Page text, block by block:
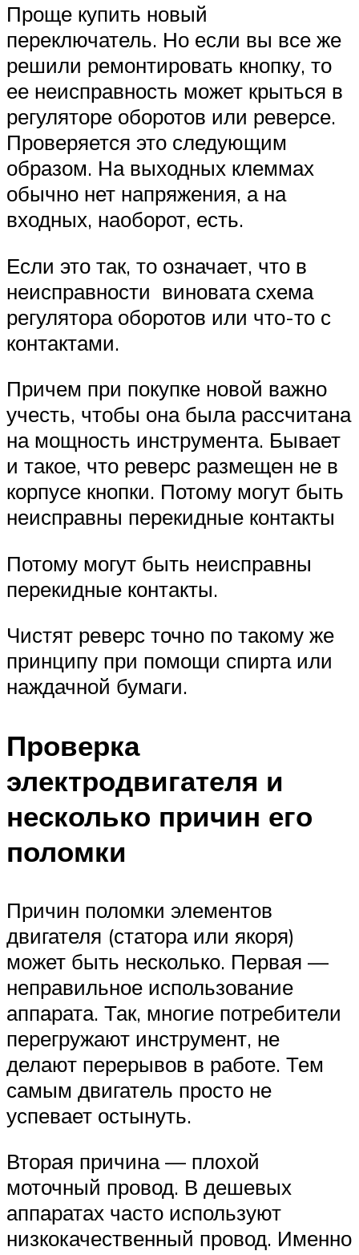
Проще купить новый
переключатель. Но если вы все же
решили ремонтировать кнопку, то
ее неисправность может крыться в
регуляторе оборотов или реверсе.
Проверяется это следующим
образом. На выходных клеммах
обычно нет напряжения, а на
входных, наоборот, есть.
Если это так, то означает, что в
неисправности виновата схема
регулятора оборотов или что-то с
контактами.
Причем при покупке новой важно
учесть, чтобы она была рассчитана
на мощность инструмента. Бывает
и такое, что реверс размещен не в
корпусе кнопки. Потому могут быть
неисправны перекидные контакты
Потому могут быть неисправны
перекидные контакты.
Чистят реверс точно по такому же
принципу при помощи спирта или
наждачной бумаги.
Проверка
электродвигателя и
несколько причин его
поломки
Причин поломки элементов
двигателя (статора или якоря)
может быть несколько. Первая —
неправильное использование
аппарата. Так, многие потребители
перегружают инструмент, не
делают перерывов в работе. Тем
самым двигатель просто не
успевает остынуть.
Вторая причина — плохой
моточный провод. В дешевых
аппаратах часто используют
низкокачественный провод. Именно